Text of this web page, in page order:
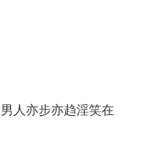
人亦步亦趋淫笑在